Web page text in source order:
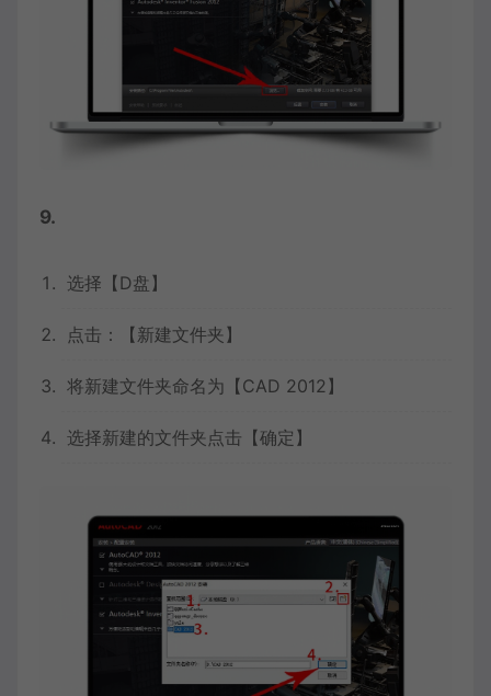
9.
选择【D盘】
点击：【新建文件夹】
将新建文件夹命名为【CAD 2012】
选择新建的文件夹点击【确定】